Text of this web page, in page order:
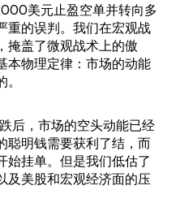
美元止盈空单并转向多
重的误判。我们在宏观战
掩盖了微观战术上的傲
本物理定律：市场的动能
后，市场的空头动能已经
聪明钱需要获利了结，而
始挂单。但是我们低估了
及美股和宏观经济面的压